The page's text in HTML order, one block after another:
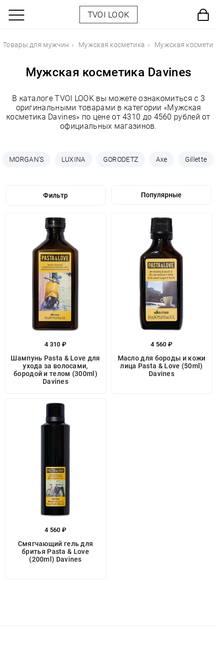
TVOI LOOK
Товары для мужчин Мужская косметика Мужская
Мужская косметика Davines
В каталоге TVOI LOOK вы можете ознакомиться с 3
оригинальными товарами в категории «Мужская
косметика Davines» по цене от 4310 до 4560 рублей от
официальных магазинов.
MORGAN'S LUXINA GORODETZ Axe Gillette
Фильтр
4 310 ₽
Шампунь Pasta & Love для
ухода за волосами,
бородой и телом (300ml)
Davines
4 560 ₽
Масло для бороды и кожи
лица Pasta & Love (50ml)
Davines
4 560 ₽
Смягчающий гель для
бритья Pasta & Love
(200ml) Davines